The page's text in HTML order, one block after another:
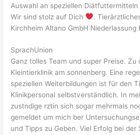
Auswahl an speziellen
Wir sind stolz auf Dich
.
Kirchheim Altano GmbH Niederlassung
SprachUnion
Ganz tolles Team und super Preise. Zu
Kleintierklinik am sonnenberg. Eine
speziellen Weiterbildungen ist für den
Klinikpersonal selbstverständlich. In
zustndige rztin sich sogar mehrmals
gemeldet um mich ber
und Tipps zu Geben. Viel Erfolg bei